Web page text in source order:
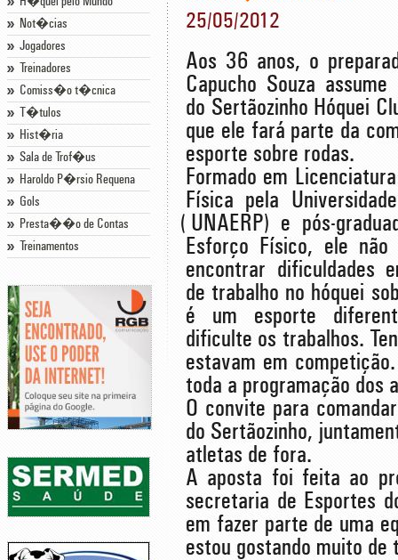
Not�cias
Jogadores
Treinadores
Comiss�o t�cnica
T�tulos
Hist�ria
Sala de Trof�us
Haroldo P�rsio Requena
Gols
Presta��o de Contas
Treinamentos
25/05/2012
Aos 36 anos, o
Capucho Souza
do Sertãozinho Hóquei
que ele fará parte da
esporte sobre rodas.
Formado em
Física pela
(UNAERP) e pós-
Esforço Físico, ele
encontrar dificuldades
de trabalho no hóquei
é um esporte
dificulte os trabalhos.
estavam em
toda a programação dos
O convite para
do Sertãozinho,
atletas de fora.
A aposta foi feita ao
secretaria de Esportes
em fazer parte de uma
estou gostando muito de